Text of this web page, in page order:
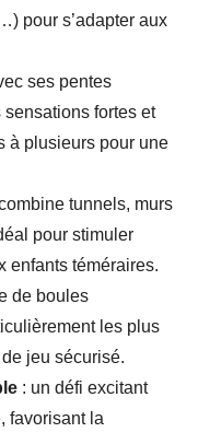
pour s’adapter aux
ses pentes
fortes et
à plusieurs pour une
tunnels, murs
pour stimuler
enfants téméraires.
de boules
les plus
jeu sécurisé.
: un défi excitant
favorisant la